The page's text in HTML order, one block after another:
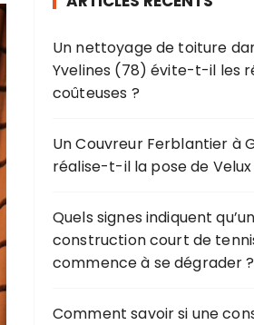
e
p
o
r
Un nettoyage de toiture
Yvelines (78) évite-t-il les
coûteuses ?
Un Couvreur Ferblantier à
réalise-t-il la pose de Velux
Quels signes indiquent
construction court de
commence à se dégrader ?
Comment savoir si une